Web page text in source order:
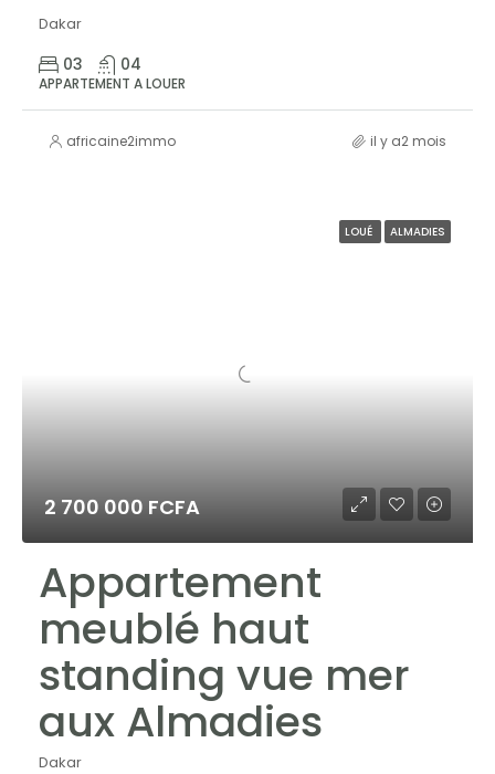
Dakar
03 04
APPARTEMENT A LOUER
africaine2immo il y a2 mois
LOUÉ ALMADIES
2 700 000 FCFA
Appartement
meublé haut
standing vue mer
aux Almadies
Dakar